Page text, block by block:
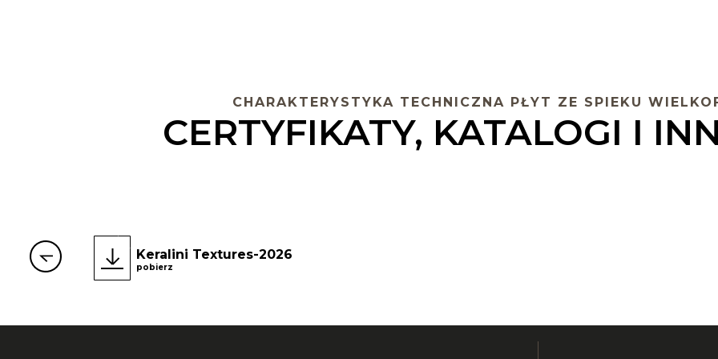
CHARAKTERYSTYKA TECHNICZNA PŁYT ZE SPIEKU
CERTYFIKATY, KATALOGI I
Keralini Textures-2026
pobierz